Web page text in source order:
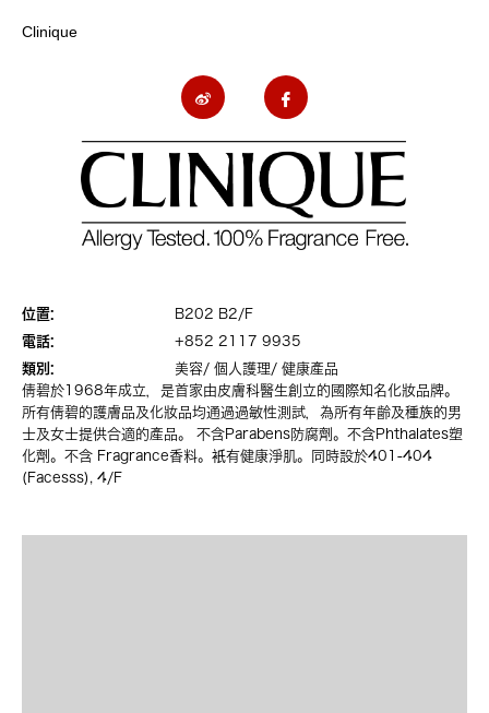
Clinique
位置:
B202 B2/F
電話:
+852 2117 9935
類別:
美容/ 個人護理/ 健康產品
倩碧於1968年成立，是首家由皮膚科醫生創立的國際知名化妝品牌。
所有倩碧的護膚品及化妝品均通過過敏性測試，為所有年齡及種族的男
士及女士提供合適的產品。 不含Parabens防腐劑。不含Phthalates塑
化劑。不含 Fragrance香料。衹有健康淨肌。同時設於401-404
(Facesss), 4/F